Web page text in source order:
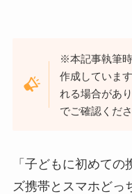
※本記事執筆
作成していま
れる場合があ
でご確認くださ
「子どもに初めて
ズ携帯とスマホどっ